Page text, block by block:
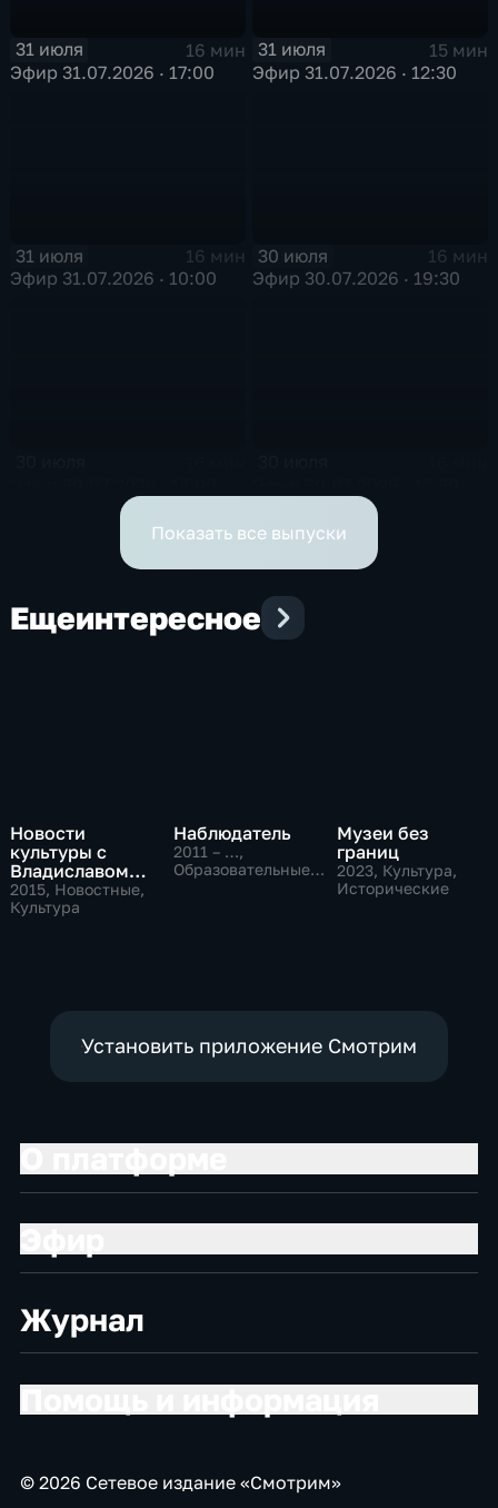
31 июля
16 мин
Эфир 31.07.2026 · 17:00
31 июля
15 мин
Эфир 31.07.2026 · 12:30
31 июля
16 мин
Эфир 31.07.2026 · 10:00
30 июля
16 мин
Эфир 30.07.2026 · 19:30
Показать все выпуски
Ещеинтересное
Новости
культуры с
Владиславом
Флярковским
2015, Новостные,
Культура
Наблюдатель
2011 – …,
Образовательные,
Музеи без
границ
2023, Культура,
Исторические
Установить приложение Смотрим
Журнал
© 2026 Сетевое издание «Смотрим»